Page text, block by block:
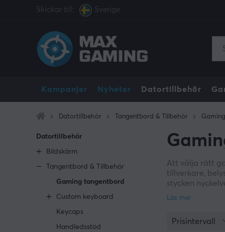
Skickar till: Sverige
Kampanjer Nyheter Datortillbehör
Datortillbehör Tangentbord & Tillbehör
Datortillbehör
Bildskärm
Tangentbord & Tillbehör
Gaming tangentbord
Custom keyboard
Keycaps
Handledsstöd
Att välja rätt
tillverkare,
stycken
mekaniska-
kombinera
Prisintervall